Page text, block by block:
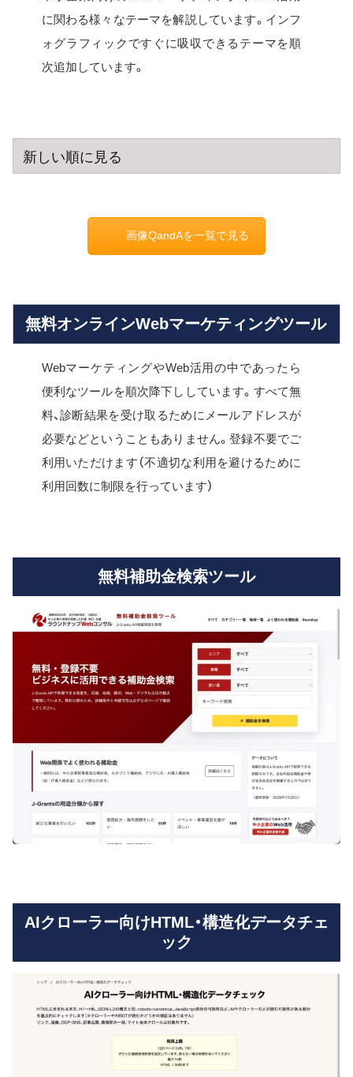
に関わる様々なテーマを解説しています。インフ
ォグラフィックですぐに吸収できるテーマを順
次追加しています。
新しい順に見る
画像QandAを一覧で見る
無料オンラインWebマーケティングツール
WebマーケティングやWeb活用の中であったら
便利なツールを順次降下ししています。すべて無
料、診断結果を受け取るためにメールアドレスが
必要などということもありません。登録不要でご
利用いただけます（不適切な利用を避けるために
利用回数に制限を行っています）
無料補助金検索ツール
AIクローラー向けHTML・構造化データチェ
ック